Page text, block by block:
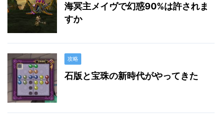
海冥主メイヴで幻惑90%は許されま
すか
攻略
石版と宝珠の新時代がやってきた